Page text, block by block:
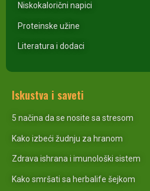
Niskokalorični napici
Proteinske užine
Literatura i dodaci
Iskustva i saveti
5 načina da se nosite sa stresom
Kako izbeći žudnju za hranom
Zdrava ishrana i imunološki sistem
Kako smršati sa herbalife šejkom